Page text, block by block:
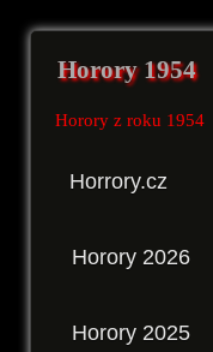
Horory 1954
Horory z roku 1954
Horrory.cz
Horory 2026
Horory 2025